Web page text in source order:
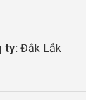
ty: Đắk Lắk